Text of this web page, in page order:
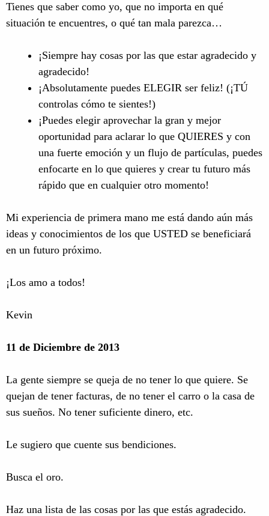
Tienes que saber como yo, que no importa en qué
situación te encuentres, o qué tan mala parezca…
¡Siempre hay cosas por las que estar agradecido y
agradecido!
¡Absolutamente puedes ELEGIR ser feliz! (¡TÚ
controlas cómo te sientes!)
¡Puedes elegir aprovechar la gran y mejor
oportunidad para aclarar lo que QUIERES y con
una fuerte emoción y un flujo de partículas, puedes
enfocarte en lo que quieres y crear tu futuro más
rápido que en cualquier otro momento!
Mi experiencia de primera mano me está dando aún más
ideas y conocimientos de los que USTED se beneficiará
en un futuro próximo.
¡Los amo a todos!
Kevin
11 de Diciembre de 2013
La gente siempre se queja de no tener lo que quiere. Se
quejan de tener facturas, de no tener el carro o la casa de
sus sueños. No tener suficiente dinero, etc.
Le sugiero que cuente sus bendiciones.
Busca el oro.
Haz una lista de las cosas por las que estás agradecido.